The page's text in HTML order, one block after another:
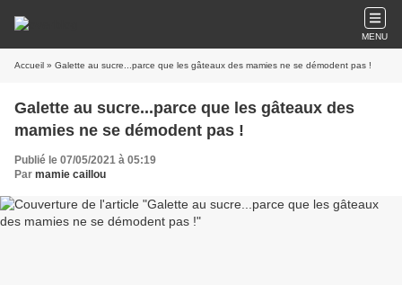
MENU
Accueil » Galette au sucre...parce que les gâteaux des mamies ne se démodent pas !
Galette au sucre...parce que les gâteaux des
mamies ne se démodent pas !
Publié le 07/05/2021 à 05:19
Par mamie caillou